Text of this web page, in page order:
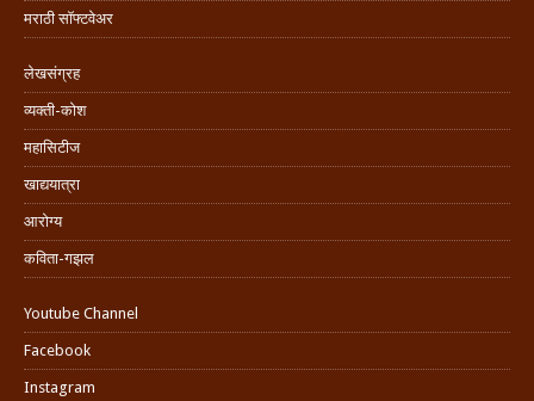
मराठी सॉफ्टवेअर
लेखसंग्रह
व्यक्ती-कोश
महासिटीज
खाद्ययात्रा
आरोग्य
कविता-गझल
Youtube Channel
Facebook
Instagram